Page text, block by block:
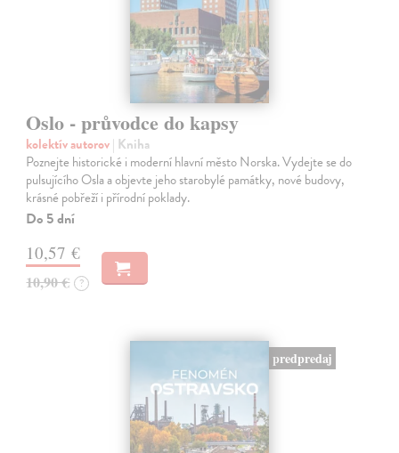
Oslo - průvodce do kapsy
kolektív autorov| Kniha
Poznejte historické i moderní hlavní město Norska. Vydejte se do
pulsujícího Osla a objevte jeho starobylé památky, nové budovy,
krásné pobřeží i přírodní poklady.
Do 5 dní
10,57 €
10,90 € ?
predpredaj